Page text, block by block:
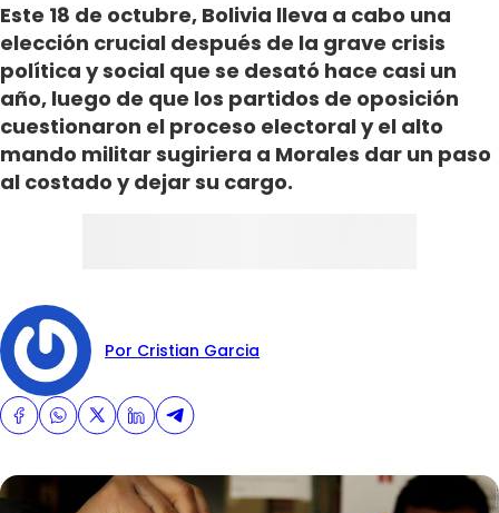
Este 18 de octubre, Bolivia lleva a cabo una
elección crucial después de la grave crisis
política y social que se desató hace casi un
año, luego de que los partidos de oposición
cuestionaron el proceso electoral y el alto
mando militar sugiriera a Morales dar un paso
al costado y dejar su cargo.
Por Cristian Garcia